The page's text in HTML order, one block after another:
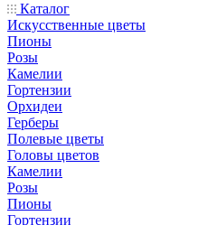
Каталог
Искусственные цветы
Пионы
Розы
Камелии
Гортензии
Орхидеи
Герберы
Полевые цветы
Головы цветов
Камелии
Розы
Пионы
Гортензии